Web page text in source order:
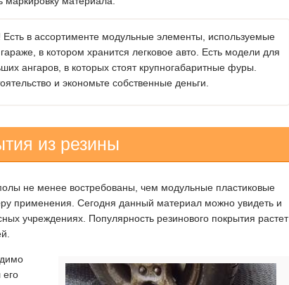
в ассортименте модульные элементы, используемые
в котором хранится легковое авто. Есть модели для
ангаров, в которых стоят крупногабаритные фуры.
и экономьте собственные деньги.
из резины
не менее востребованы, чем модульные пластиковые
применения. Сегодня данный материал можно увидеть и
учреждениях. Популярность резинового покрытия растет